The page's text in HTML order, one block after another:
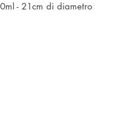
- 21cm di diametro